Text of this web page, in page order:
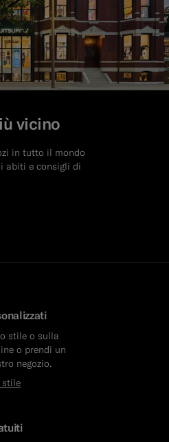
vicino
in tutto il mondo
abiti e consigli di
stile o sulla
o prendi un
negozio.
stile